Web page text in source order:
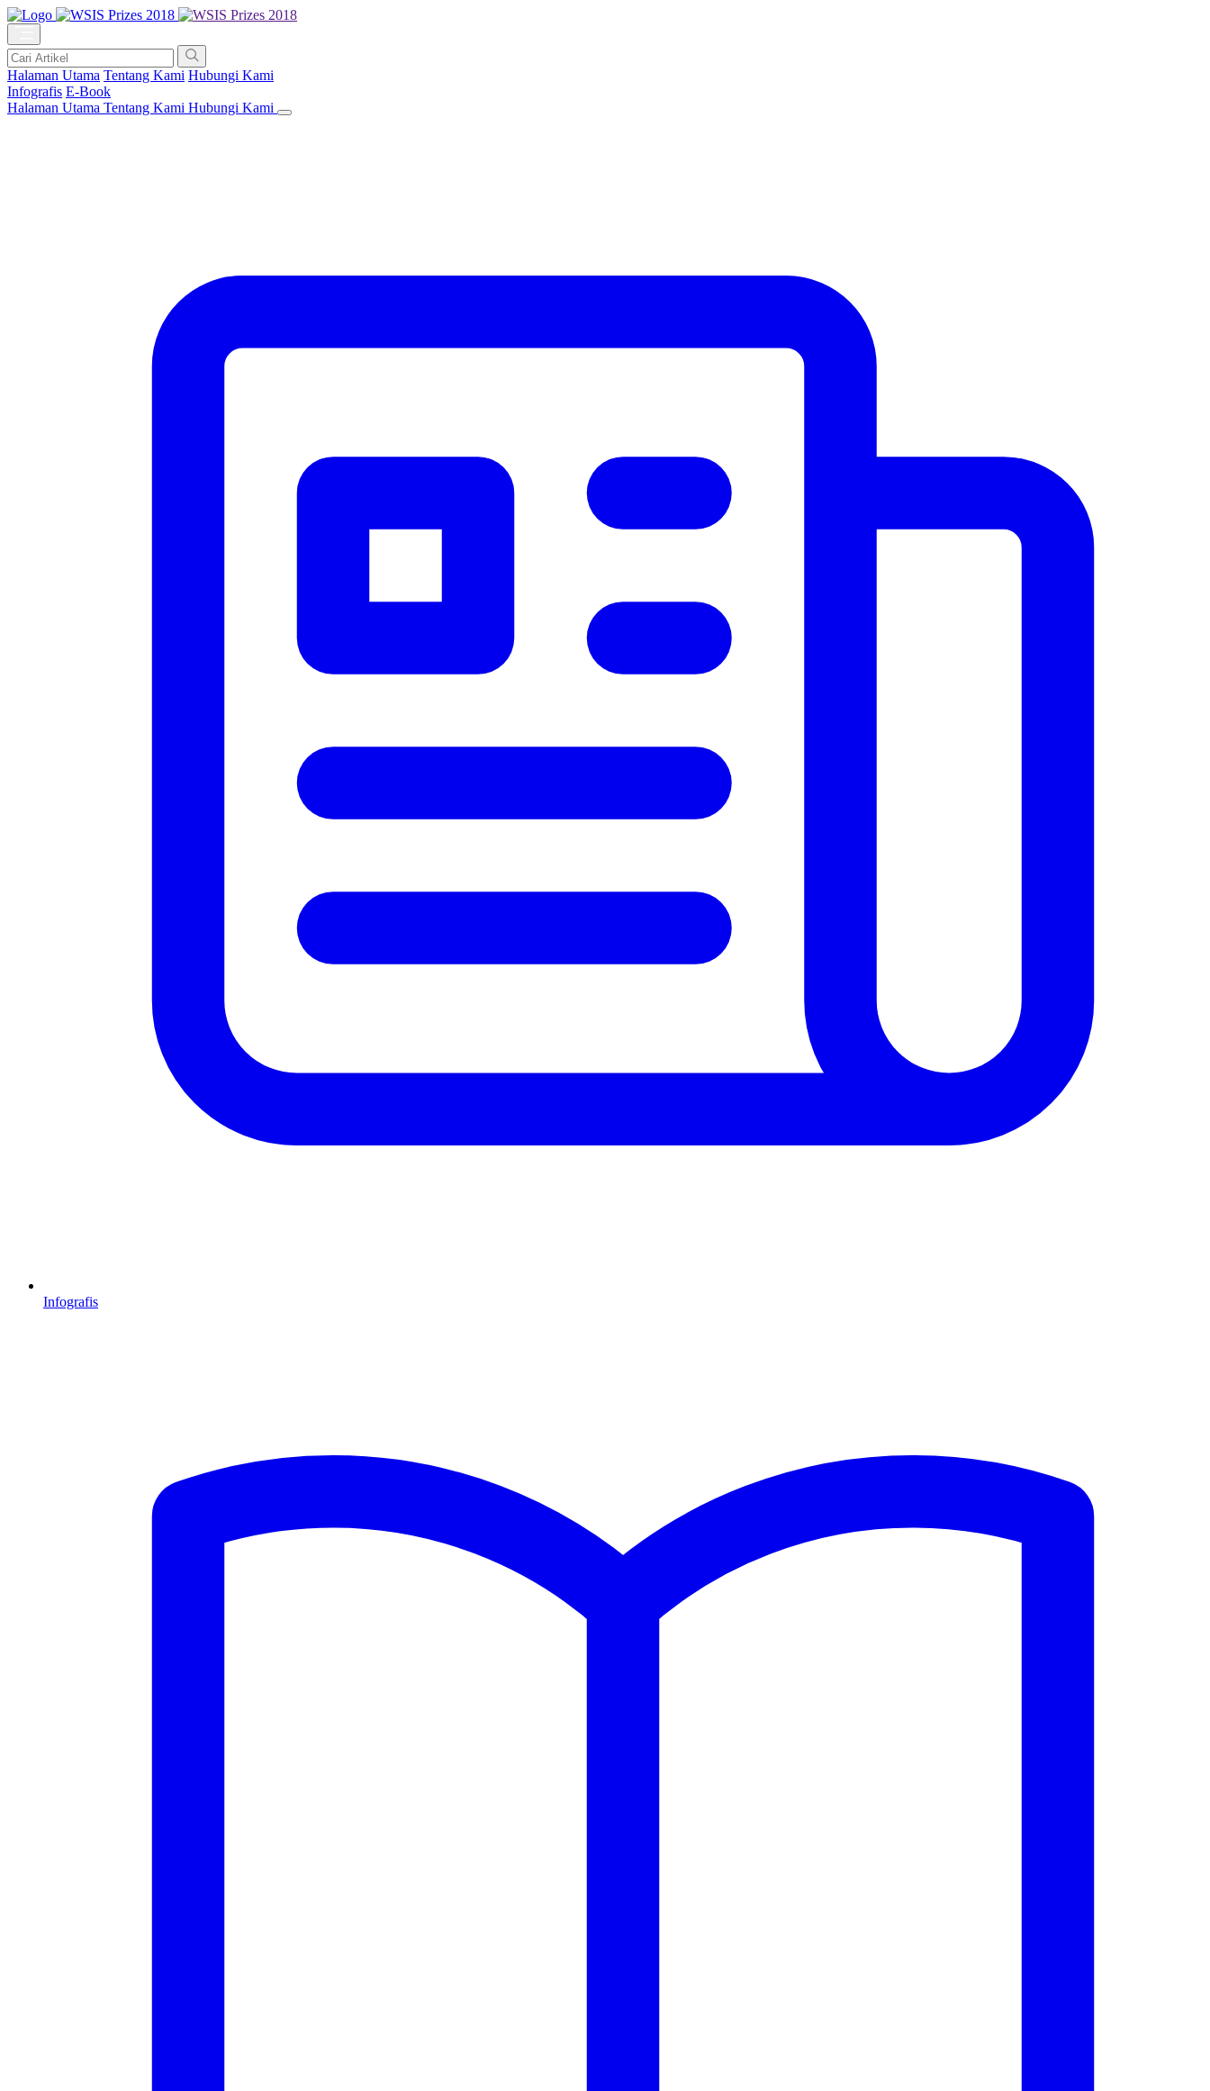
Halaman Utama Tentang Kami Hubungi Kami
Infografis E-Book
Halaman Utama Tentang Kami Hubungi Kami
Infografis